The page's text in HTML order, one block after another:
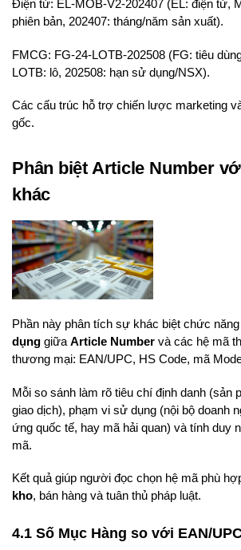
Điện tử: EL-MOB-V2-202407 (EL: điện tử,
phiên bản, 202407: tháng/năm sản xuất).
FMCG: FG-24-LOTB-202508 (FG: tiêu
LOTB: lô, 202508: hạn sử dụng/NSX).
Các cấu trúc hỗ trợ chiến lược marketing
gốc.
Phân biệt Article Number
khác
Phần này phân tích sự khác biệt chức
dụng giữa Article Number và các hệ mã
thương mại: EAN/UPC, HS Code, mã
Mỗi so sánh làm rõ tiêu chí định danh (sản
giao dịch), phạm vi sử dụng (nội bộ doanh
ứng quốc tế, hay mã hải quan) và tính duy
mã.
Kết quả giúp người đọc chọn hệ mã phù
kho, bán hàng và tuân thủ pháp luật.
4.1 Số Mục Hàng so với EAN/